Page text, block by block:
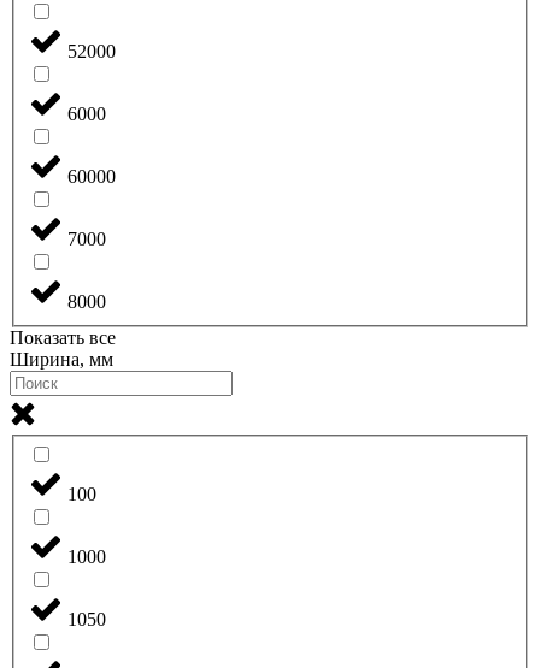
52000
6000
60000
7000
8000
Показать все
Ширина, мм
100
1000
1050